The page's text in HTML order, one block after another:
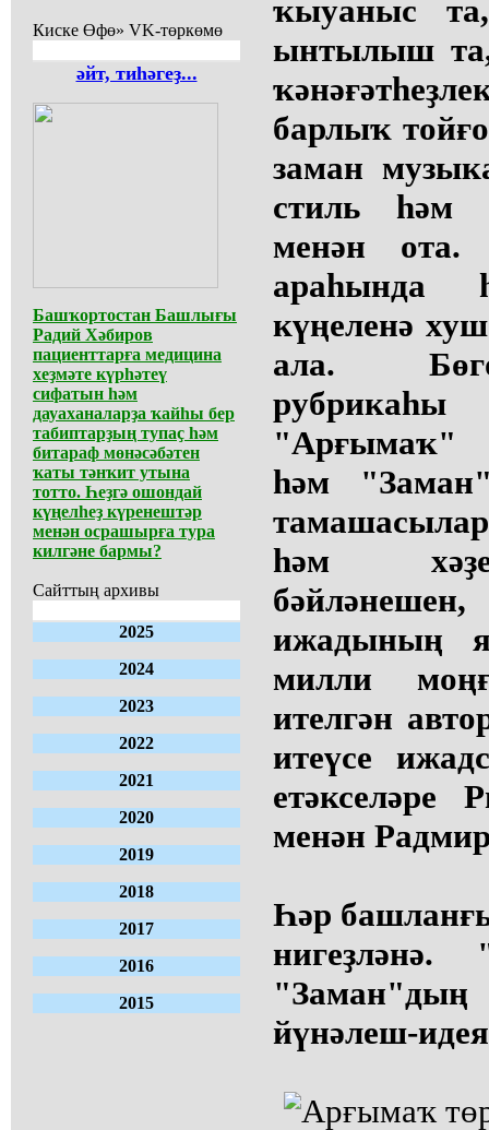
Киске Өфө» VK-төркөмө
әйт, тиһәгеҙ...
Башҡортостан Башлығы
Радий Хәбиров
пациенттарға медицина
хеҙмәте күрһәтеү
сифатын һәм
дауаханаларҙа ҡайһы бер
табиптарҙың тупаҫ һәм
битараф мөнәсәбәтен
ҡаты тәнҡит утына
тотто. Һеҙгә ошондай
күңелһеҙ күренештәр
менән осрашырға тура
килгәне бармы?
Сайттың архивы
2025
2024
2023
2022
2021
2020
2019
2018
2017
2016
2015
ҡыуаныс
ынтылыш
барлыҡ
заман
стиль һәм
менән ота.
араһында
күңеленә
ала.
"Арғымаҡ"
һәм
һәм
ижадының
милли
ителгән
итеүсе
менән
Һәр
"Заман"дың
йүнәлеш-